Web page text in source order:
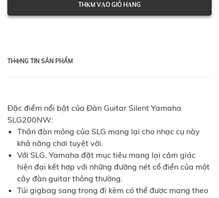
THКM VАO GIỎ HАNG
THФNG TIN SẢN PHẨM
Đặc điểm nổi bật của Đàn Guitar Silent Yamaha
SLG200NW:
Thân đàn mỏng của SLG mang lại cho nhạc cụ này
khả năng chơi tuyệt vời.
Với SLG, Yamaha đặt mục tiêu mang lại cảm giác
hiện đại kết hợp với những đường nét cổ điển của một
cây đàn guitar thông thường.
Túi gigbag sang trọng đi kèm có thể được mang theo